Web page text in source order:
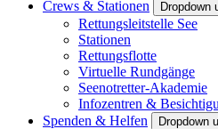
Crews & Stationen
Dropdown
Rettungsleitstelle See
Stationen
Rettungsflotte
Virtuelle Rundgänge
Seenotretter-Akademie
Infozentren &
Spenden & Helfen
Dropdown